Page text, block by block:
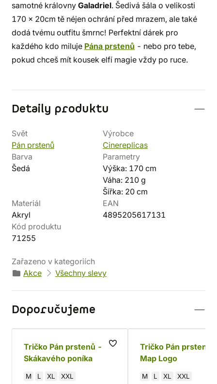
samotné královny Galadriel. Šedivá šála o velikosti
170 x 20cm tě néjen ochrání před mrazem, ale také
dodá tvému outfitu šmrnc! Perfektní dárek pro
každého kdo miluje Pána prstenů - nebo pro tebe,
pokud chceš mít kousek elfí magie vždy po ruce.
Detaily produktu
Svět
Pán prstenů
Výrobce
Cinereplicas
Barva
Šedá
Parametry
Výška: 170 cm
Váha: 210 g
Šířka: 20 cm
Materiál
Akryl
EAN
4895205617131
Kód produktu
71255
Zařazeno v kategoriích
Akce
Všechny slevy
Doporučujeme
Tričko Pán prstenů - U
Skákavého poníka
M L XL XXL
Tričko Pán prstenů
Map Logo
M L XL XXL